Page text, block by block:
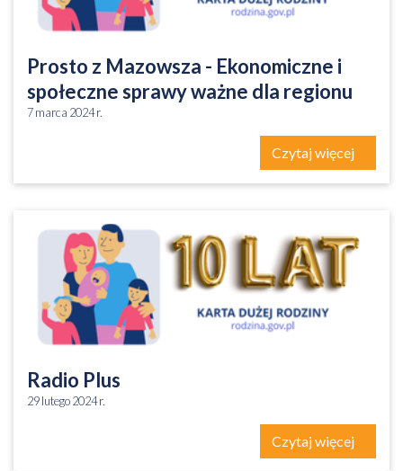
Prosto z Mazowsza - Ekonomiczne i
społeczne sprawy ważne dla regionu
7 marca 2024 r.
Czytaj więcej
Radio Plus
29 lutego 2024 r.
Czytaj więcej